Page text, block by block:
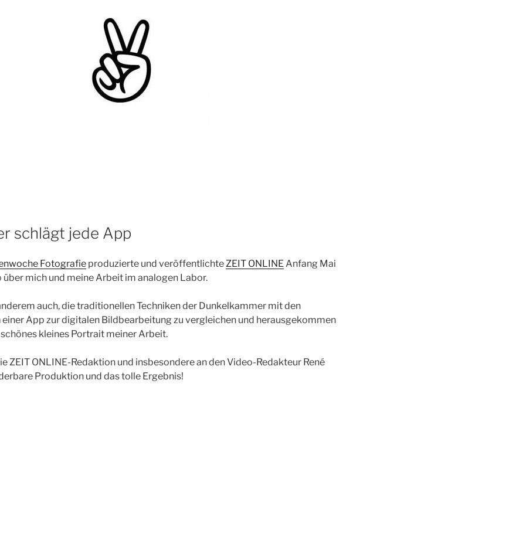
schlägt jede App
Fotografie produzierte und veröffentlichteZEIT ONLINEAnfang Mai
über mich und meine Arbeit im analogen Labor.
auch, die traditionellen Techniken der Dunkelkammer mit den
App zur digitalen Bildbearbeitung zu vergleichen und herausgekommen
kleines Portrait meiner Arbeit.
ZEIT ONLINE-Redaktion und insbesondere an den Video-Redakteur René
Produktion und das tolle Ergebnis!